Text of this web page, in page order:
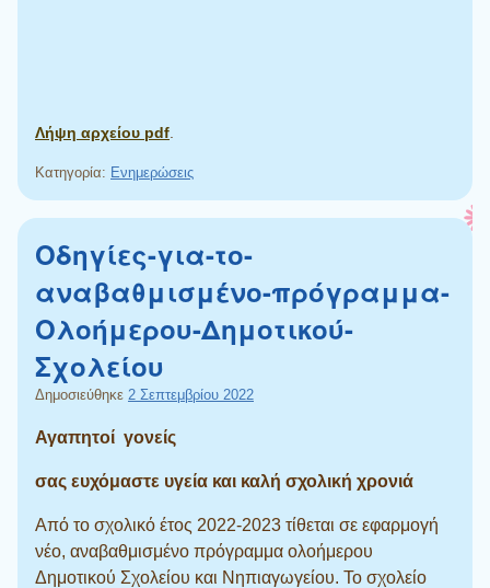
Λήψη αρχείου pdf
Κατηγορία: Ενημερώσεις
Οδηγίες-για-το-
αναβαθμισμένο-πρόγραμμα-
Ολοήμερου-Δημοτικού-
Σχολείου
Δημοσιεύθηκε 2 Σεπτεμβρίου 2022
Αγαπητοί γονείς
σας ευχόμαστε υγεία και καλή σχολική χρονιά
Από το σχολικό έτος 2022-2023 τίθεται σε εφαρμογή
νέο, αναβαθμισμένο πρόγραμμα ολοήμερου
Δημοτικού Σχολείου και Νηπιαγωγείου. Το σχολείο